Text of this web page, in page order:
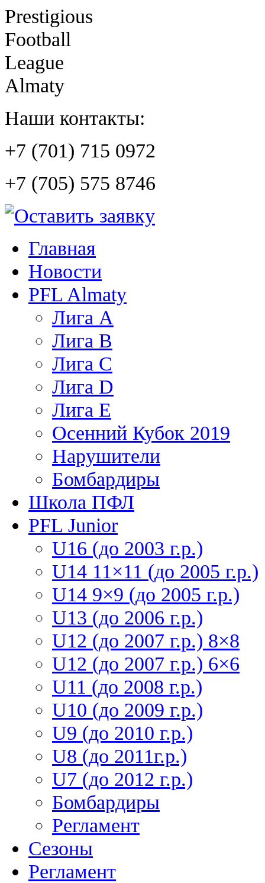
Prestigious
Football
League
Almaty
Наши контакты:
+7 (701) 715 0972
+7 (705) 575 8746
Главная
Новости
PFL Almaty
Лига A
Лига В
Лига С
Лига D
Лига Е
Осенний Кубок 2019
Нарушители
Бомбардиры
Школа ПФЛ
PFL Junior
U16 (до 2003 г.р.)
U14 11×11 (до 2005 г.р.)
U14 9×9 (до 2005 г.р.)
U13 (до 2006 г.р.)
U12 (до 2007 г.р.) 8×8
U12 (до 2007 г.р.) 6×6
U11 (до 2008 г.р.)
U10 (до 2009 г.р.)
U9 (до 2010 г.р.)
U8 (до 2011г.р.)
U7 (до 2012 г.р.)
Бомбардиры
Регламент
Сезоны
Регламент